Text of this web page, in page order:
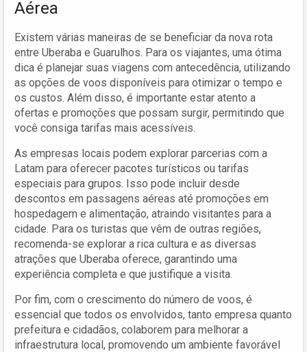
Aérea
Existem várias maneiras de se beneficiar da nova rota
entre Uberaba e Guarulhos. Para os viajantes, uma ótima
dica é planejar suas viagens com antecedência, utilizando
as opções de voos disponíveis para otimizar o tempo e
os custos. Além disso, é importante estar atento a
ofertas e promoções que possam surgir, permitindo que
você consiga tarifas mais acessíveis.
As empresas locais podem explorar parcerias com a
Latam para oferecer pacotes turísticos ou tarifas
especiais para grupos. Isso pode incluir desde
descontos em passagens aéreas até promoções em
hospedagem e alimentação, atraindo visitantes para a
cidade. Para os turistas que vêm de outras regiões,
recomenda-se explorar a rica cultura e as diversas
atrações que Uberaba oferece, garantindo uma
experiência completa e que justifique a visita.
Por fim, com o crescimento do número de voos, é
essencial que todos os envolvidos, tanto empresa quanto
prefeitura e cidadãos, colaborem para melhorar a
infraestrutura local, promovendo um ambiente favorável